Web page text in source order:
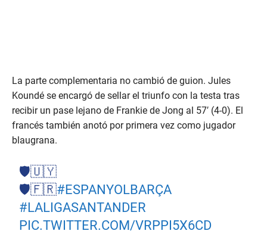
La parte complementaria no cambió de guion. Jules
Koundé se encargó de sellar el triunfo con la testa tras
recibir un pase lejano de Frankie de Jong al 57′ (4-0). El
francés también anotó por primera vez como jugador
blaugrana.
🛡️🇺🇾
🛡️🇫🇷#ESPANYOLBARÇA
#LALIGASANTANDER
PIC.TWITTER.COM/VRPPI5X6CD